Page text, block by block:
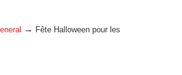
→
Fête Halloween pour les